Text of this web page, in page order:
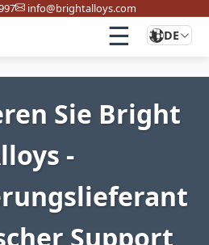
info@brightalloys.com
☰ DE
Sie Bright
-
Support